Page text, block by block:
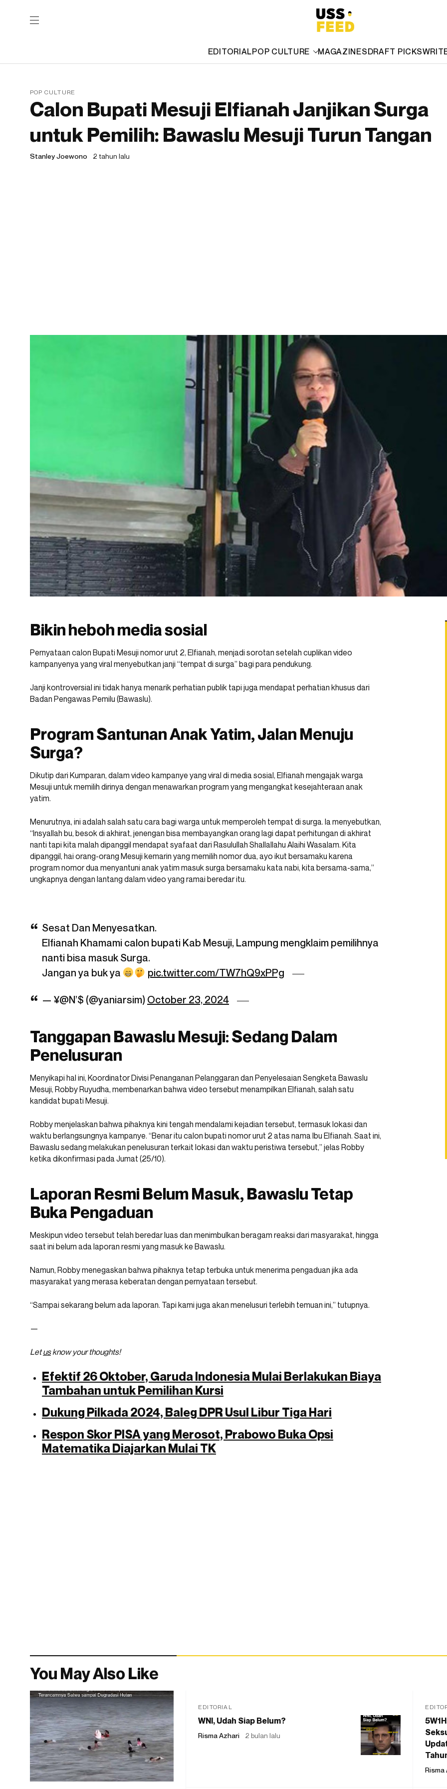
EDITORIALPOP CULTURE MAGAZINESDRAFT PICKS
POP CULTURE
Calon Bupati Mesuji Elfianah Janjikan Surga
untuk Pemilih: Bawaslu Mesuji Turun Tangan
Stanley Joewono 2 tahun lalu
Bikin heboh media sosial
Pernyataan calon Bupati Mesuji nomor urut 2, Elfianah, menjadi sorotan setelah cuplikan video
kampanyenya yang viral menyebutkan janji “tempat di surga” bagi para pendukung.
Janji kontroversial ini tidak hanya menarik perhatian publik tapi juga mendapat perhatian khusus dari
Badan Pengawas Pemilu (Bawaslu).
Program Santunan Anak Yatim, Jalan Menuju
Surga?
Dikutip dari Kumparan, dalam video kampanye yang viral di media sosial, Elfianah mengajak warga
Mesuji untuk memilih dirinya dengan menawarkan program yang mengangkat kesejahteraan anak
yatim.
Menurutnya, ini adalah salah satu cara bagi warga untuk memperoleh tempat di surga. Ia menyebutkan,
“Insyallah bu, besok di akhirat, jenengan bisa membayangkan orang lagi dapat perhitungan di akhirat
nanti tapi kita malah dipanggil mendapat syafaat dari Rasulullah Shallallahu Alaihi Wasalam. Kita
dipanggil, hai orang-orang Mesuji kemarin yang memilih nomor dua, ayo ikut bersamaku karena
program nomor dua menyantuni anak yatim masuk surga bersamaku kata nabi, kita bersama-sama,”
ungkapnya dengan lantang dalam video yang ramai beredar itu.
Sesat Dan Menyesatkan.
Elfianah Khamami calon bupati Kab Mesuji, Lampung mengklaim pemilihnya
nanti bisa masuk Surga.
Jangan ya buk ya
pic.twitter.com/TW7hQ9xPPg
— ¥@N’$ (@yaniarsim) October 23, 2024
Tanggapan Bawaslu Mesuji: Sedang Dalam
Penelusuran
Menyikapi hal ini, Koordinator Divisi Penanganan Pelanggaran dan Penyelesaian Sengketa Bawaslu
Mesuji, Robby Ruyudha, membenarkan bahwa video tersebut menampilkan Elfianah, salah satu
kandidat bupati Mesuji.
Robby menjelaskan bahwa pihaknya kini tengah mendalami kejadian tersebut, termasuk lokasi dan
waktu berlangsungnya kampanye. “Benar itu calon bupati nomor urut 2 atas nama Ibu Elfianah. Saat ini,
Bawaslu sedang melakukan penelusuran terkait lokasi dan waktu peristiwa tersebut,” jelas Robby
ketika dikonfirmasi pada Jumat (25/10).
Laporan Resmi Belum Masuk, Bawaslu Tetap
Buka Pengaduan
Meskipun video tersebut telah beredar luas dan menimbulkan beragam reaksi dari masyarakat, hingga
saat ini belum ada laporan resmi yang masuk ke Bawaslu.
Namun, Robby menegaskan bahwa pihaknya tetap terbuka untuk menerima pengaduan jika ada
masyarakat yang merasa keberatan dengan pernyataan tersebut.
“Sampai sekarang belum ada laporan. Tapi kami juga akan menelusuri terlebih temuan ini,” tutupnya.
—
Letusknow your thoughts!
Efektif 26 Oktober, Garuda Indonesia Mulai Berlakukan Biaya
Tambahan untuk Pemilihan Kursi
Dukung Pilkada 2024, Baleg DPR Usul Libur Tiga Hari
Respon Skor PISA yang Merosot, Prabowo Buka Opsi
Matematika Diajarkan Mulai TK
You May Also Like
EDITORIAL
WNI, Udah Siap Belum?
Risma Azhari 2 bulan lalu
Risma